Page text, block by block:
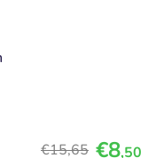
€15,65 €8,50